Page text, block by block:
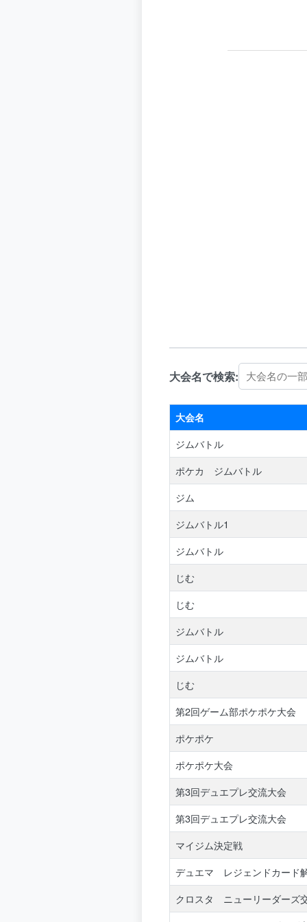
大会名で検索:
大会名
ジムバトル
ポケカ ジムバトル
ジム
ジムバトル1
ジムバトル
じむ
じむ
ジムバトル
ジムバトル
じむ
第2回ゲーム部ポケポケ大会
ポケポケ
ポケポケ大会
第3回デュエプレ交流大会
第3回デュエプレ交流大会
マイジム決定戦
デュエマ レジェンドカード
クロスタ ニューリーダーズ